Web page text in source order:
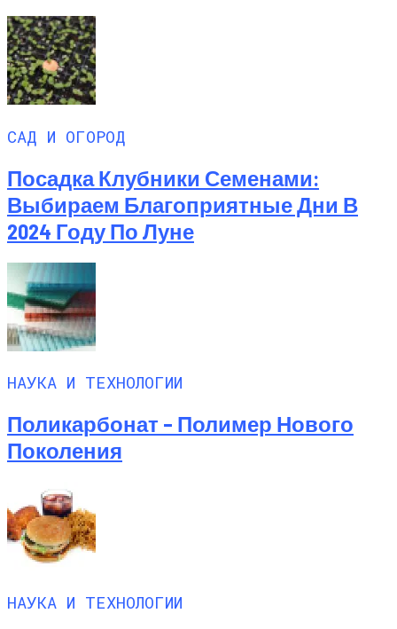
САД И ОГОРОД
Посадка Клубники Семенами:
Выбираем Благоприятные Дни В
2024 Году По Луне
НАУКА И ТЕХНОЛОГИИ
Поликарбонат – Полимер Нового
Поколения
НАУКА И ТЕХНОЛОГИИ